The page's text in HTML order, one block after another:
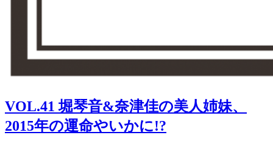
VOL.41 堀琴音&奈津佳の美人姉妹、
2015年の運命やいかに!?